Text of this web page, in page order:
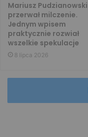
Mariusz Pudzianowski
przerwał milczenie.
Jednym wpisem
praktycznie rozwiał
wszelkie spekulacje
8 lipca 2026